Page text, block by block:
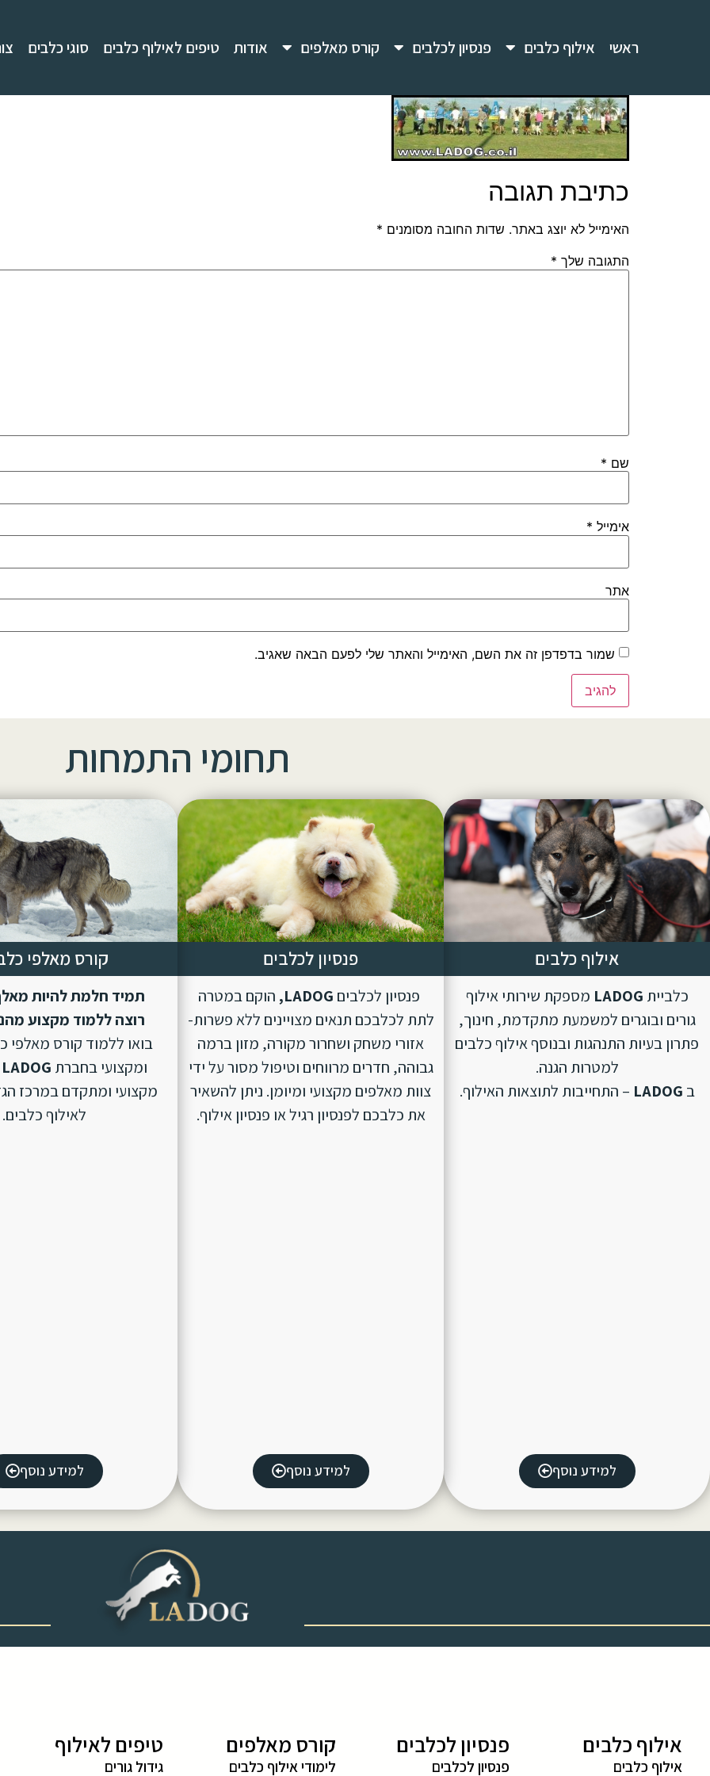
ראשי אילוף כלבים פנסיון לכלבים קורס מאלפים אודות טיפים לאילוף כלבים סוגי כלבים
כתיבת תגובה
האימייל לא יוצג באתר. שדות החובה מסומנים *
התגובה שלך *
שם *
אימייל *
אתר
שמור בדפדפן זה את השם, האימייל והאתר שלי לפעם הבאה שאגיב.
תחומי התמחות
אילוף כלבים
כלביית LADOG מספקת שירותי אילוף
גורים ובוגרים למשמעת מתקדמת, חינוך,
פתרון בעיות התנהגות ובנוסף אילוף כלבים
למטרות הגנה.
ב LADOG – התחייבות לתוצאות האילוף.
למידע נוסף
פנסיון לכלבים
פנסיון לכלבים LADOG, הוקם במטרה
לתת לכלבכם תנאים מצויינים ללא פשרות-
אזורי משחק ושחרור מקורה, מזון ברמה
גבוהה, חדרים מרווחים וטיפול מסור על ידי
צוות מאלפים מקצועי ומיומן. ניתן להשאיר
את כלבכם לפנסיון רגיל או פנסיון אילוף.
למידע נוסף
קורס מאלפי
תמיד חלמת להיות
רוצה ללמוד מקצוע
בואו ללמוד קורס מאלפי
ומקצועי בחברת LADOG
מקצועי ומתקדם במרכז
לאילוף כלבים.
למידע נוסף
‎ ‎ ‎ ‎ ‎ ‎ ‎ ‎ ‎ ‎ ‎ ‎ ‎
אילוף כלבים
אילוף כלבים
פנסיון לכלבים
פנסיון לכלבים
קורס מאלפים
לימודי אילוף כלבים
טיפים לאילוף
גידול גורים